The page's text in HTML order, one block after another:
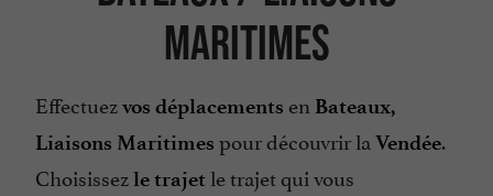
Maritimes
Effectuezvos déplacements en Bateaux,
Liaisons Maritimes pour découvrir la Vendée.
Choisissezle trajet le trajet qui vous